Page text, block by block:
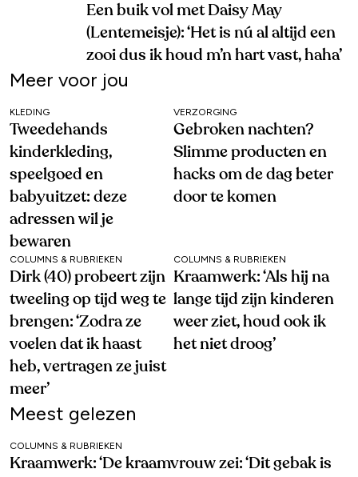
Een buik vol met Daisy May
(Lentemeisje): ‘Het is nú al altijd een
zooi dus ik houd m’n hart vast, haha’
Meer voor jou
KLEDING
Tweedehands
kinderkleding,
speelgoed en
babyuitzet: deze
adressen wil je
bewaren
VERZORGING
Gebroken nachten?
Slimme producten en
hacks om de dag beter
door te komen
COLUMNS & RUBRIEKEN
Dirk (40) probeert zijn
tweeling op tijd weg te
brengen: ‘Zodra ze
voelen dat ik haast
heb, vertragen ze juist
meer’
COLUMNS & RUBRIEKEN
Kraamwerk: ‘Als hij na
lange tijd zijn kinderen
weer ziet, houd ook ik
het niet droog’
Meest gelezen
COLUMNS & RUBRIEKEN
Kraamwerk: ‘De kraamvrouw zei: ‘Dit gebak is